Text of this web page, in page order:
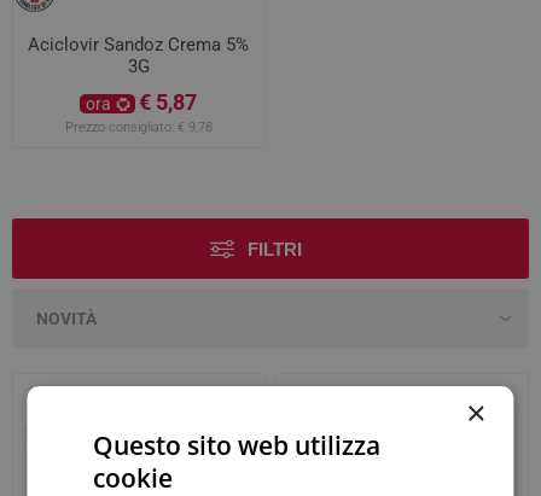
Aciclovir Sandoz Crema 5%
3G
ora € 5,87
Prezzo consigliato: € 9,78
FILTRI
×
Questo sito web utilizza
cookie